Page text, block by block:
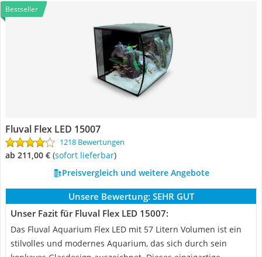
Bestseller
Fluval Flex LED 15007
1218 Bewertungen
ab 211,00 € ( Sofort lieferbar)
Preisvergleich und weitere Angebote
Unsere Bewertung: SEHR GUT
Unser Fazit für Fluval Flex LED 15007:
Das Fluval Aquarium Flex LED mit 57 Litern Volumen ist ein
stilvolles und modernes Aquarium, das sich durch sein